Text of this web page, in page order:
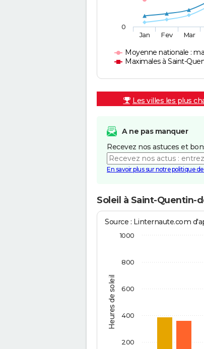
Moyenne nationale :
Maximales à Saint-
Jan Fev Mar
0
Les villes les plus
A ne pas manquer
Recevez nos astuces et
En savoir plus sur notre politique
Soleil à Saint-Quentin-
Heures de soleil
Source : Linternaute.com
200
400
600
800
1000